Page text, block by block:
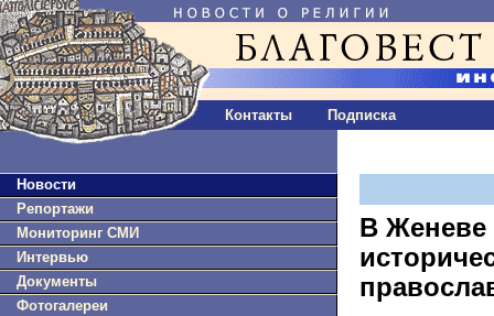
Контакты Подписка
Новости
Репортажи
Мониторинг СМИ
Интервью
Документы
Фотогалереи
В Женеве